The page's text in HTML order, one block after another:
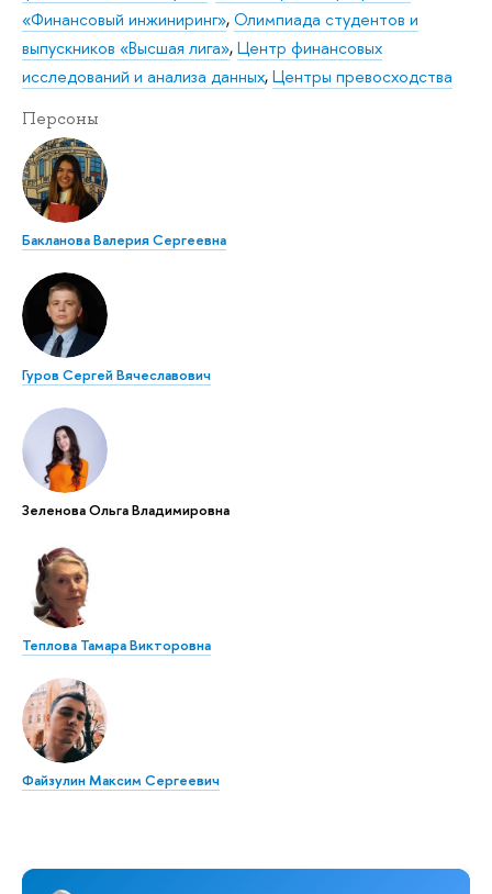
«Финансовый инжиниринг»,Олимпиада студентов и
выпускников «Высшая лига»,Центр финансовых
исследований и анализа данных,Центры превосходства
Персоны
Бакланова Валерия Сергеевна
Гуров Сергей Вячеславович
Зеленова Ольга Владимировна
Теплова Тамара Викторовна
Файзулин Максим Сергеевич